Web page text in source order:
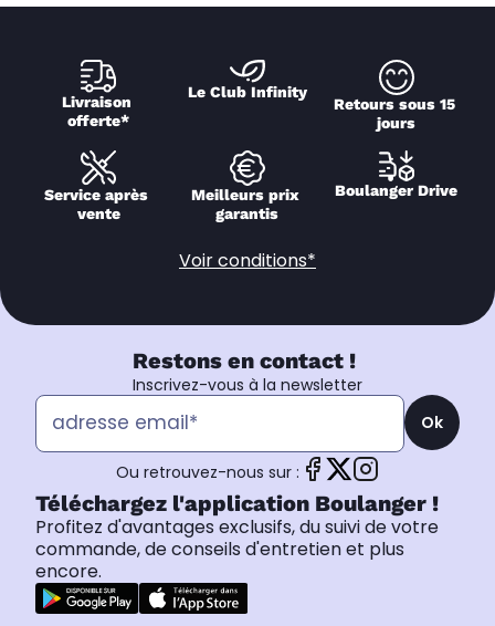
Livraison
offerte*
Le Club Infinity
Retours sous 15
jours
Service après
vente
Meilleurs prix
garantis
Boulanger Drive
Voir conditions*
Restons en contact !
Inscrivez-vous à la newsletter
Ok
Ou retrouvez-nous sur :
Téléchargez l'application Boulanger !
Profitez d'avantages exclusifs, du suivi de votre
commande, de conseils d'entretien et plus
encore.